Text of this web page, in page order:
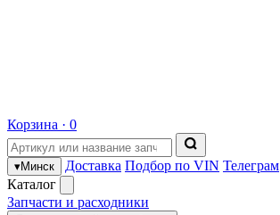
Корзина · 0
▾Минск Доставка Подбор по VIN Телеграм
Каталог
Запчасти и расходники